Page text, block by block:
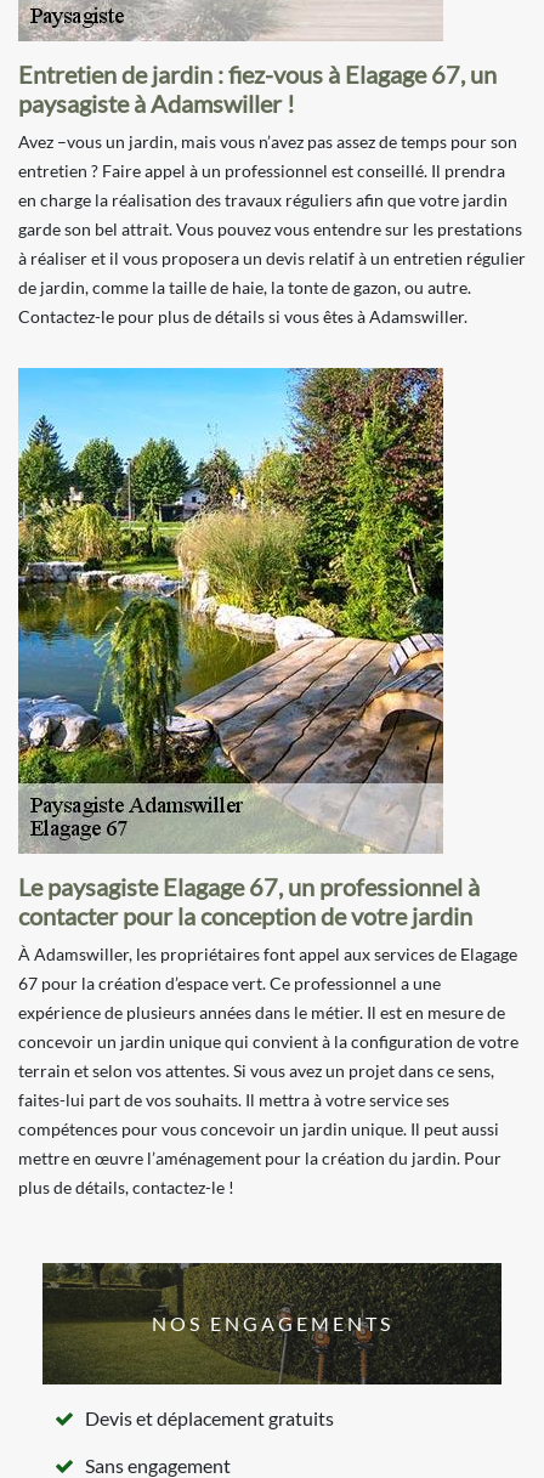
Entretien de jardin : fiez-vous à Elagage 67, un
paysagiste à Adamswiller !
Avez –vous un jardin, mais vous n’avez pas assez de temps pour son
entretien ? Faire appel à un professionnel est conseillé. Il prendra
en charge la réalisation des travaux réguliers afin que votre jardin
garde son bel attrait. Vous pouvez vous entendre sur les prestations
à réaliser et il vous proposera un devis relatif à un entretien régulier
de jardin, comme la taille de haie, la tonte de gazon, ou autre.
Contactez-le pour plus de détails si vous êtes à Adamswiller.
Le paysagiste Elagage 67, un professionnel à
contacter pour la conception de votre jardin
À Adamswiller, les propriétaires font appel aux services de Elagage
67 pour la création d’espace vert. Ce professionnel a une
expérience de plusieurs années dans le métier. Il est en mesure de
concevoir un jardin unique qui convient à la configuration de votre
terrain et selon vos attentes. Si vous avez un projet dans ce sens,
faites-lui part de vos souhaits. Il mettra à votre service ses
compétences pour vous concevoir un jardin unique. Il peut aussi
mettre en œuvre l’aménagement pour la création du jardin. Pour
plus de détails, contactez-le !
NOS ENGAGEMENTS
Devis et déplacement gratuits
Sans engagement